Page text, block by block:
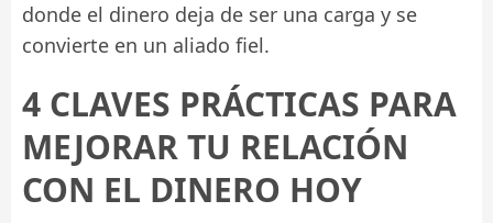
donde el dinero deja de ser una carga y se
convierte en un aliado fiel.
4 CLAVES PRÁCTICAS PARA
MEJORAR TU RELACIÓN
CON EL DINERO HOY